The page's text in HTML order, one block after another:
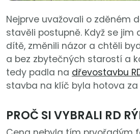
Nejprve uvažovali o zděném
stavěli postupně. Když se jim
dítě, změnili názor a chtěli
a bez zbytečných starostí a
tedy padla na dřevostavbu
stavba na klíč byla hotova za
PROČ SI VYBRALI RD